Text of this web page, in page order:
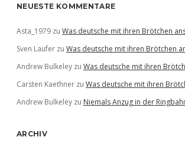
Sidebar
NEUESTE KOMMENTARE
Asta_1979 zu Was deutsche mit ihren Brötchen
Sven Laufer zu Was deutsche mit ihren Brötchen
Andrew Bulkeley zu Was deutsche mit ihren
Carsten Kaethner zu Was deutsche mit ihren
Andrew Bulkeley zu Niemals Anzug in der
ARCHIV